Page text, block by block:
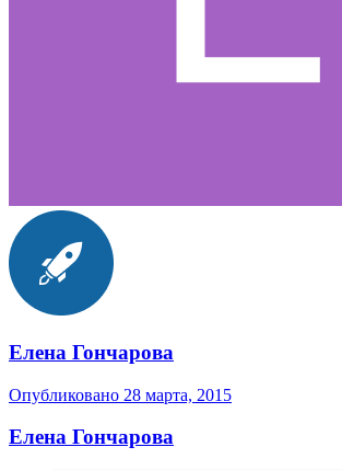
Елена Гончарова
Опубликовано 28 марта, 2015
Елена Гончарова